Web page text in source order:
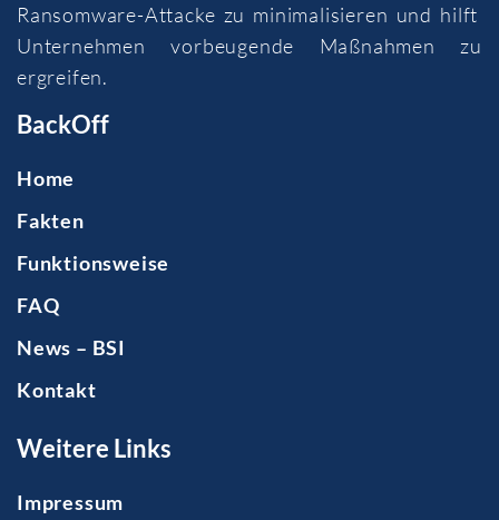
Ransomware-Attacke zu minimalisieren und hilft
Unternehmen vorbeugende Maßnahmen zu
ergreifen.
BackOff
Home
Fakten
Funktionsweise
FAQ
News – BSI
Kontakt
Weitere Links
Impressum